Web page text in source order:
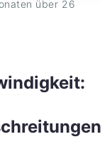
über 26